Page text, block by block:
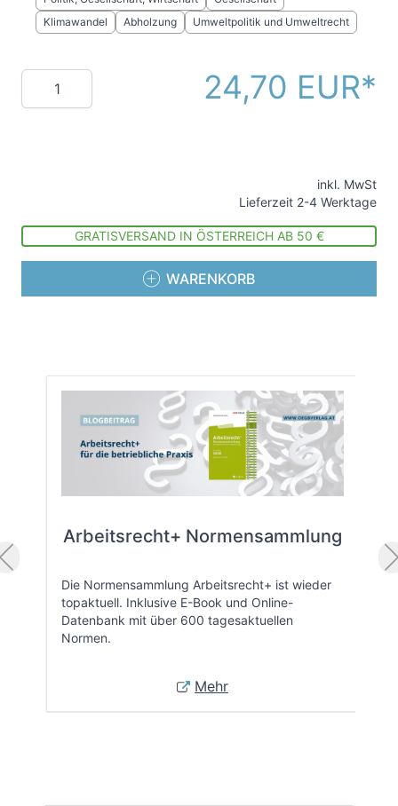
Klimawandel
Abholzung Umweltpolitik und Umweltrecht
Menge 24,70 EUR
inkl. MwSt
Lieferzeit 2-4 Werktage
GRATISVERSAND IN ÖSTERREICH AB 50 €
WARENKORB
Arbeitsrecht+ Normensammlung
Die Normensammlung Arbeitsrecht+ ist wieder
topaktuell. Inklusive E-Book und Online-
Datenbank mit über 600 tagesaktuellen
Normen.
Mehr